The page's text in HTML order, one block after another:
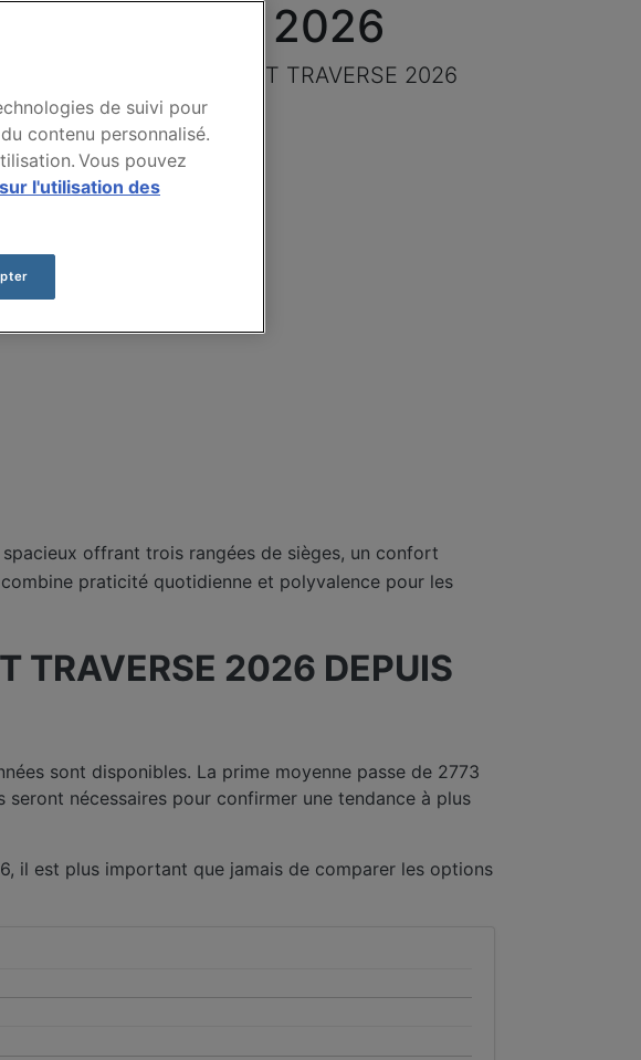
TRAVERSE 2026
marque CHEVROLET TRAVERSE 2026
auto
offrant trois rangées de sièges, un confort
praticité quotidienne et polyvalence pour les
TRAVERSE 2026 DEPUIS
sont disponibles. La prime moyenne passe de 2773
nécessaires pour confirmer une tendance à plus
il est plus important que jamais de comparer les options
de suivi pour
contenu personnalisé.
Vous pouvez
l'utilisation des